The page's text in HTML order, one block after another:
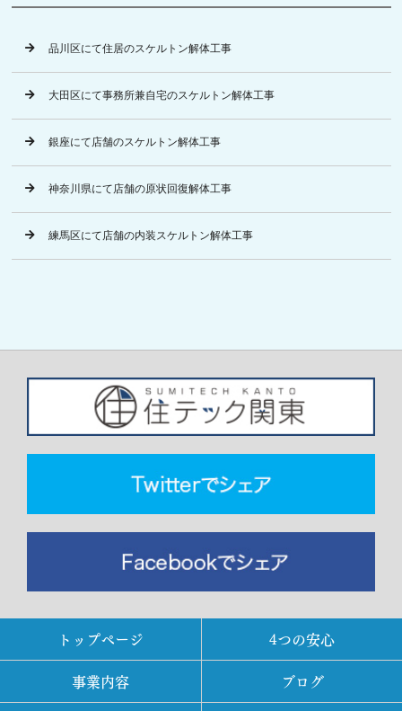
品川区にて住居のスケルトン解体工事
大田区にて事務所兼自宅のスケルトン解体工事
銀座にて店舗のスケルトン解体工事
神奈川県にて店舗の原状回復解体工事
練馬区にて店舗の内装スケルトン解体工事
トップページ
4つの安心
事業内容
ブログ